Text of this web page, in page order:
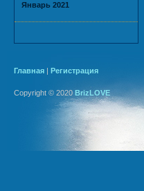
Январь 2021
Главная | Регистрация
Copyright © 2020 BrizLOVE